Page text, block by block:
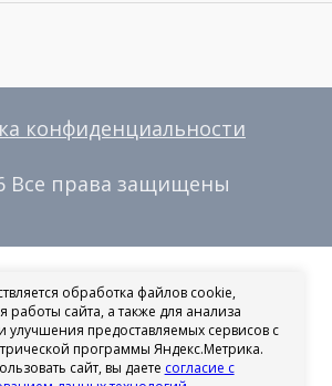
конфиденциальности
Все права защищены
обработка файлов cookie,
работы сайта, а также для анализа
улучшения предоставляемых сервисов с
программы Яндекс.Метрика.
сайт, вы даете согласие с